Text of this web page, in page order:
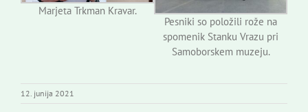
Marjeta Trkman Kravar.
Pesniki so položili rože na
spomenik Stanku Vrazu pri
Samoborskem muzeju.
12. junija 2021